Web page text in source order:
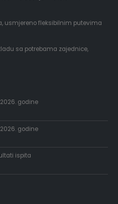
usmjereno fleksibilnim putevima
sa potrebama zajednice,
godine
godine
ispita